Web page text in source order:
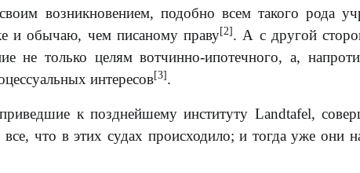
возникновением, подобно всем такого рода
и обычаю, чем писаному праву[2] . А с другой
не только целям вотчинно-ипотечного, а,
интересов[3] .
к позднейшему институту Landtafel,
что в этих судах происходило; и тогда уже они